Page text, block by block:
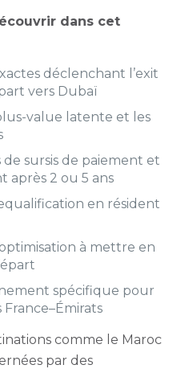
dans cet
déclenchant l’exit
vers Dubaï
value latente et les
de sursis de paiement et
après 2 ou 5 ans
en résident
à mettre en
spécifique pour
France–Émirats
comme le Maroc
par des